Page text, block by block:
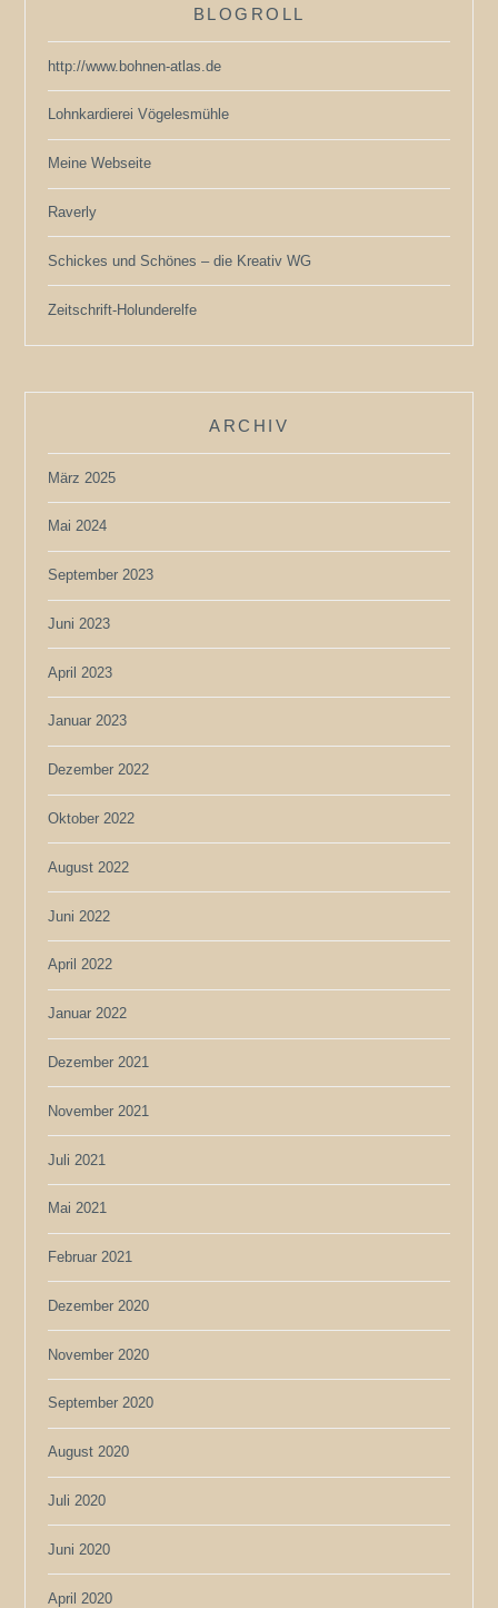
BLOGROLL
http://www.bohnen-atlas.de
Lohnkardierei Vögelesmühle
Meine Webseite
Raverly
Schickes und Schönes – die Kreativ WG
Zeitschrift-Holunderelfe
ARCHIV
März 2025
Mai 2024
September 2023
Juni 2023
April 2023
Januar 2023
Dezember 2022
Oktober 2022
August 2022
Juni 2022
April 2022
Januar 2022
Dezember 2021
November 2021
Juli 2021
Mai 2021
Februar 2021
Dezember 2020
November 2020
September 2020
August 2020
Juli 2020
Juni 2020
April 2020